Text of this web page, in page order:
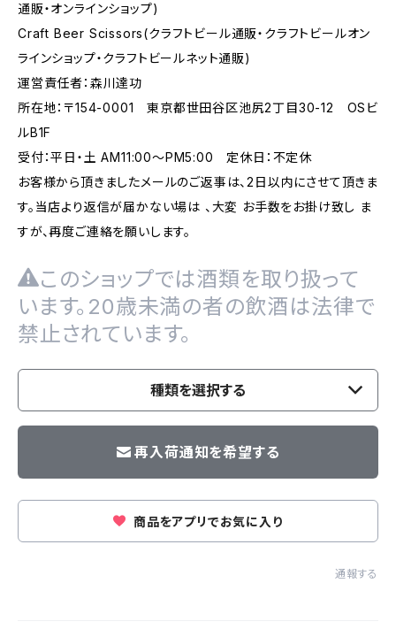
通販・オンラインショップ)
Craft Beer Scissors(クラフトビール通販・クラフトビールオン
ラインショップ・クラフトビールネット通販)
運営責任者：森川達功
所在地：〒154-0001 東京都世田谷区池尻2丁目30-12 OSビ
ルB1F
受付：平日・土 AM11:00～PM5:00 定休日：不定休
お客様から頂きましたメールのご返事は、2日以内にさせて頂きま
す。当店より返信が届かない場は 、大変 お手数をお掛け致し ま
すが、再度ご連絡を願いします。
このショップでは酒類を取り扱って
います。20歳未満の者の飲酒は法律で
禁止されています。
種類を選択する
再入荷通知を希望する
商品をアプリでお気に入り
通報する